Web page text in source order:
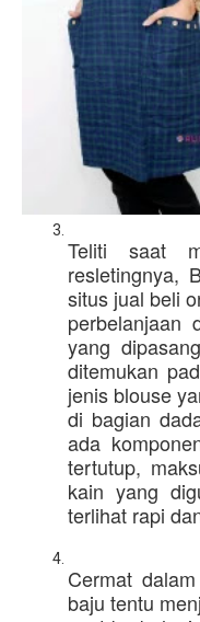
Teliti saat
resletingnya,
situs jual beli
perbelanjaan
yang
ditemukan
jenis blouse
di bagian
ada
tertutup,
kain yang
terlihat rapi
Cermat
baju tentu